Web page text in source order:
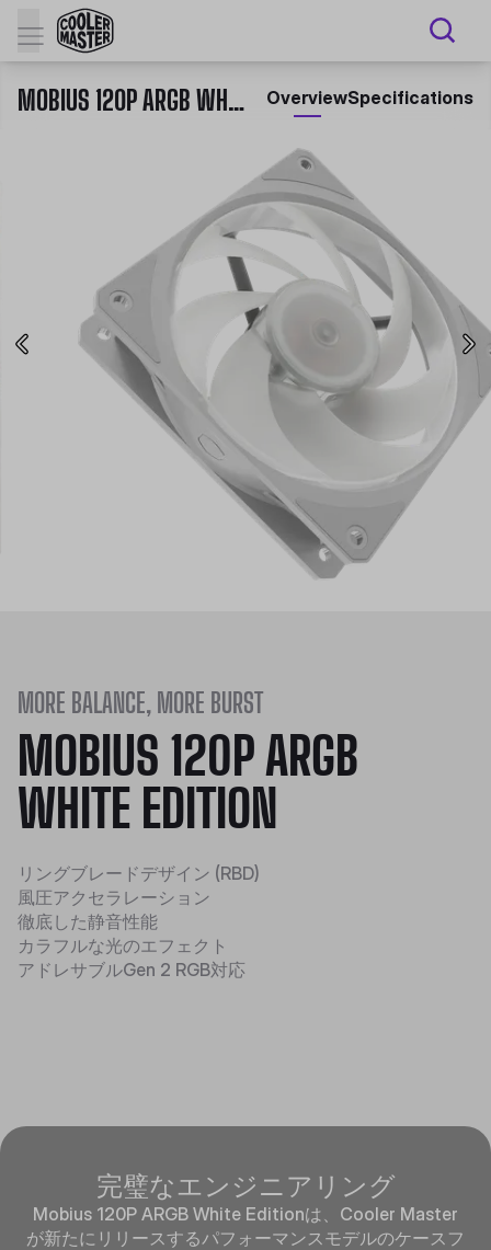
MOBIUS 120P ARGB WHITE EDITION OverviewSpecifications
MORE BALANCE, MORE BURST
MOBIUS 120P ARGB
WHITE EDITION
リングブレードデザイン (RBD)
風圧アクセラレーション
徹底した静音性能
カラフルな光のエフェクト
アドレサブルGen 2 RGB対応
完璧なエンジニアリング
Mobius 120P ARGB White Editionは、Cooler Master
が新たにリリースするパフォーマンスモデルのケースフ